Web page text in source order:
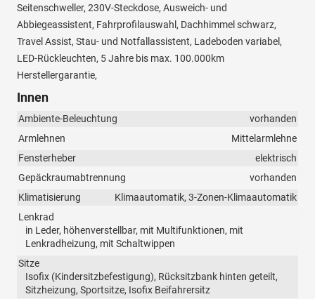
Seitenschweller, 230V-Steckdose, Ausweich- und
Abbiegeassistent, Fahrprofilauswahl, Dachhimmel schwarz,
Travel Assist, Stau- und Notfallassistent, Ladeboden variabel,
LED-Rückleuchten, 5 Jahre bis max. 100.000km
Herstellergarantie,
Innen
Ambiente-Beleuchtung
vorhanden
Armlehnen
Mittelarmlehne
Fensterheber
elektrisch
Gepäckraumabtrennung
vorhanden
Klimatisierung
Klimaautomatik, 3-Zonen-Klimaautomatik
Lenkrad
in Leder, höhenverstellbar, mit Multifunktionen, mit
Lenkradheizung, mit Schaltwippen
Sitze
Isofix (Kindersitzbefestigung), Rücksitzbank hinten geteilt,
Sitzheizung, Sportsitze, Isofix Beifahrersitz